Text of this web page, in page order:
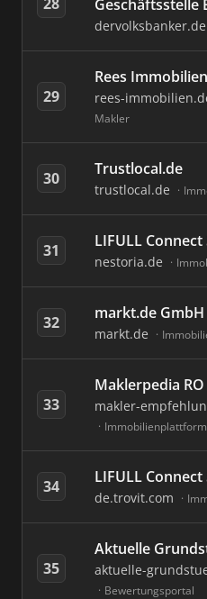
Geschäftsstelle
dervolksbanker.de
29
Rees
rees-
Makler
30 Trustlocal.de
trustlocal.de
31 LIFULL Connect
nestoria.de
32 markt.de GmbH
markt.de
33
Maklerpedia
makler-
Immobilienplattform
34 LIFULL Connect
de.trovit.com
35
Aktuelle
aktuelle-
Bewertungsportal